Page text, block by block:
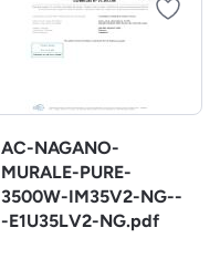
AC-NAGANO-
MURALE-PURE-
3500W-IM35V2-NG--
-E1U35LV2-NG.pdf